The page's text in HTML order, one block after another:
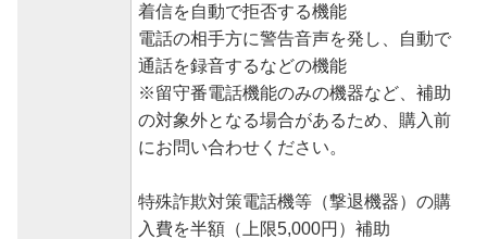
着信を自動で拒否する機能
電話の相手方に警告音声を発し、自動で
通話を録音するなどの機能
※留守番電話機能のみの機器など、補助
の対象外となる場合があるため、購入前
にお問い合わせください。
特殊詐欺対策電話機等（撃退機器）の購
入費を半額（上限5,000円）補助